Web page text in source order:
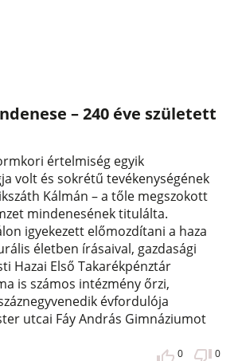
– 240 éve született
értelmiség egyik
volt és sokrétű tevékenységének
Kálmán – a tőle megszokott
mindenesének titulálta.
igyekezett előmozdítani a haza
életben írásaival, gazdasági
Hazai Első Takarékpénztár
is számos intézmény őrzi,
évfordulója
utcai Fáy András Gimnáziumot
0 0